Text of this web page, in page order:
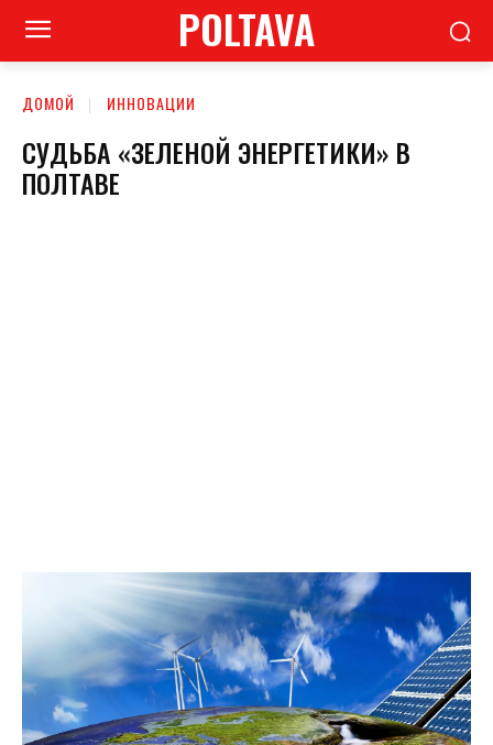
POLTAVA
ДОМОЙ ИННОВАЦИИ
СУДЬБА «ЗЕЛЕНОЙ ЭНЕРГЕТИКИ» В
ПОЛТАВЕ